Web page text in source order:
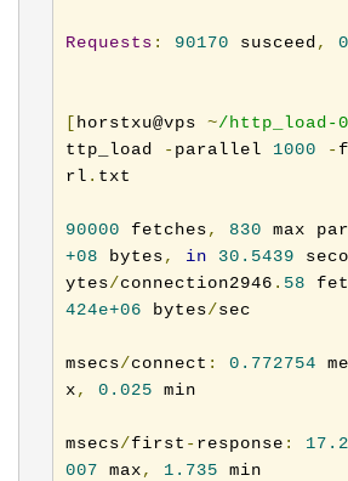
Requests : 90170 susceed, 0
[horstxu@vps ~/http_load-
ttp_load
-parallel 1000 -
rl . txt
90000 fetches, 830 max
+08 bytes, in 30.5439
ytes/connection2946 . 58
424e+06 bytes/sec
msecs/connect : 0.772754
x, 0.025 min
msecs/first -response :
007 max, 1.735 min